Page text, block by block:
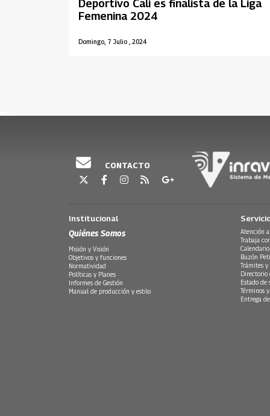
Domingo, 7 Julio , 2024
Deportivo Cali es finalista de la Liga
Femenina 2024
CONTACTO
Institucional
Quiénes Somos
Misión y Visión
Objetivos y funciones
Normatividad
Políticas y Planes
Informes de Gestión
Manual de producción y estilo
Atención
Trabaja
Buzón
Trámites y
Directorio
Estado de
Términos
Entrega